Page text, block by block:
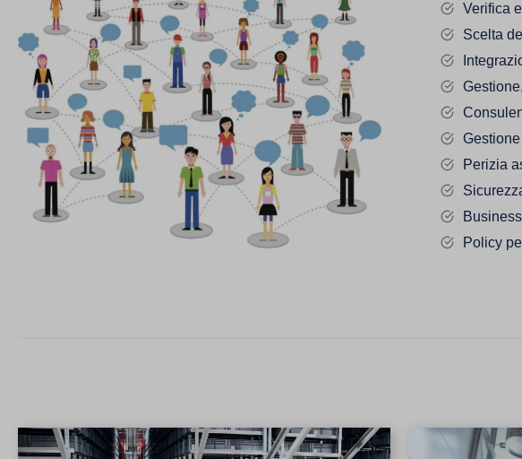
Verifica
Scelta
Perizia
Policy